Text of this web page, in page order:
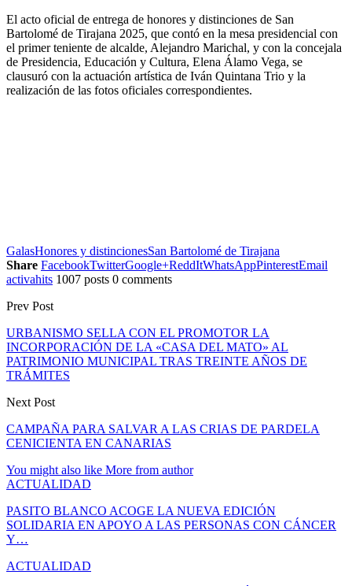
El acto oficial de entrega de honores y distinciones de San
Bartolomé de Tirajana 2025, que contó en la mesa presidencial con
el primer teniente de alcalde, Alejandro Marichal, y con la concejala
de Presidencia, Educación y Cultura, Elena Álamo Vega, se
clausuró con la actuación artística de Iván Quintana Trio y la
realización de las fotos oficiales correspondientes.
GalasHonores y distincionesSan Bartolomé de Tirajana
Share FacebookTwitterGoogle+ReddItWhatsAppPinterestEmail
activahits 1007 posts 0 comments
Prev Post
URBANISMO SELLA CON EL PROMOTOR LA
INCORPORACIÓN DE LA «CASA DEL MATO» AL
PATRIMONIO MUNICIPAL TRAS TREINTE AÑOS DE
TRÁMITES
Next Post
CAMPAÑA PARA SALVAR A LAS CRIAS DE PARDELA
CENICIENTA EN CANARIAS
You might also like More from author
ACTUALIDAD
PASITO BLANCO ACOGE LA NUEVA EDICIÓN
SOLIDARIA EN APOYO A LAS PERSONAS CON CÁNCER
Y…
ACTUALIDAD